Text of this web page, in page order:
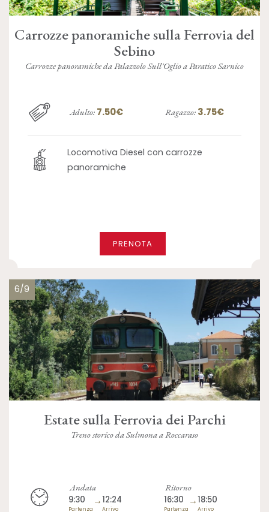
Carrozze panoramiche sulla Ferrovia del
Sebino
Carrozze panoramiche da Palazzolo Sull'Oglio a Paratico Sarnico
Adulto: 7.50€ Ragazzo: 3.75€
Locomotiva Diesel con carrozze
panoramiche
PRENOTA
6/9
Estate sulla Ferrovia dei Parchi
Treno storico da Sulmona a Roccaraso
Andata
9:30
Partenza
→12:24
Arrivo
Ritorno
16:30
Partenza
→18:50
Arrivo